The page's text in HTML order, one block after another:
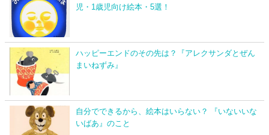
児・1歳児向け絵本・5選！
ハッピーエンドのその先は？『アレクサンダとぜん
まいねずみ』
自分でできるから、絵本はいらない？ 『いないいな
いばあ』のこと